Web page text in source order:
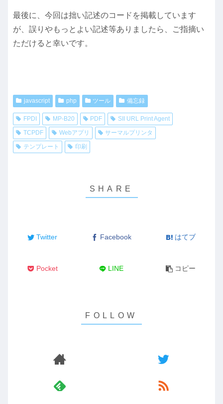
最後に、今回は拙い記述のコードを掲載しています
が、誤りやもっとよい記述等ありましたら、ご指摘い
ただけると幸いです。
javascript php ツール 備忘録
FPDI MP-B20 PDF
SII URL Print Agent
TCPDF
Webアプリ
サーマルプリンタ
テンプレート
印刷
Twitter Facebook はてブ
Pocket LINE コピー